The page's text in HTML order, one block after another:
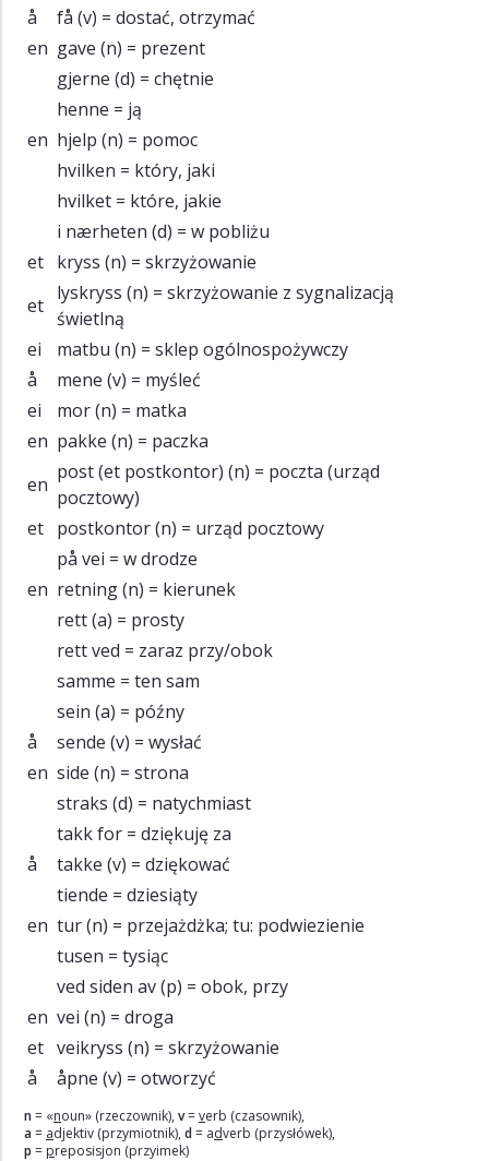
å
få (v) = dostać, otrzymać
en gave (n) = prezent
gjerne (d) = chętnie
henne = ją
en hjelp (n) = pomoc
hvilken = który, jaki
hvilket = które, jakie
i nærheten (d) = w pobliżu
et kryss (n) = skrzyżowanie
et
lyskryss (n) = skrzyżowanie z sygnalizacją
świetlną
ei
matbu (n) = sklep ogólnospożywczy
å
mene (v) = myśleć
ei
mor(n) = matka
en pakke (n) = paczka
en
post (et postkontor) (n) = poczta (urząd
pocztowy)
et postkontor(n) = urząd pocztowy
på vei = w drodze
en retning(n) = kierunek
rett(a) = prosty
rett ved = zaraz przy/obok
samme = ten sam
sein (a) = późny
å
sende (v) = wysłać
en side (n) = strona
straks (d) = natychmiast
takk for = dziękuję za
å
takke (v) = dziękować
tiende = dziesiąty
en tur(n) = przejażdżka; tu: podwiezienie
tusen = tysiąc
ved siden av(p) = obok, przy
en vei (n) = droga
et veikryss (n) = skrzyżowanie
å
åpne (v) = otworzyć
n= «noun» (rzeczownik), v=verb (czasownik),
a= adjektiv (przymiotnik), d= adverb (przysłówek),
p = preposisjon (przyimek)